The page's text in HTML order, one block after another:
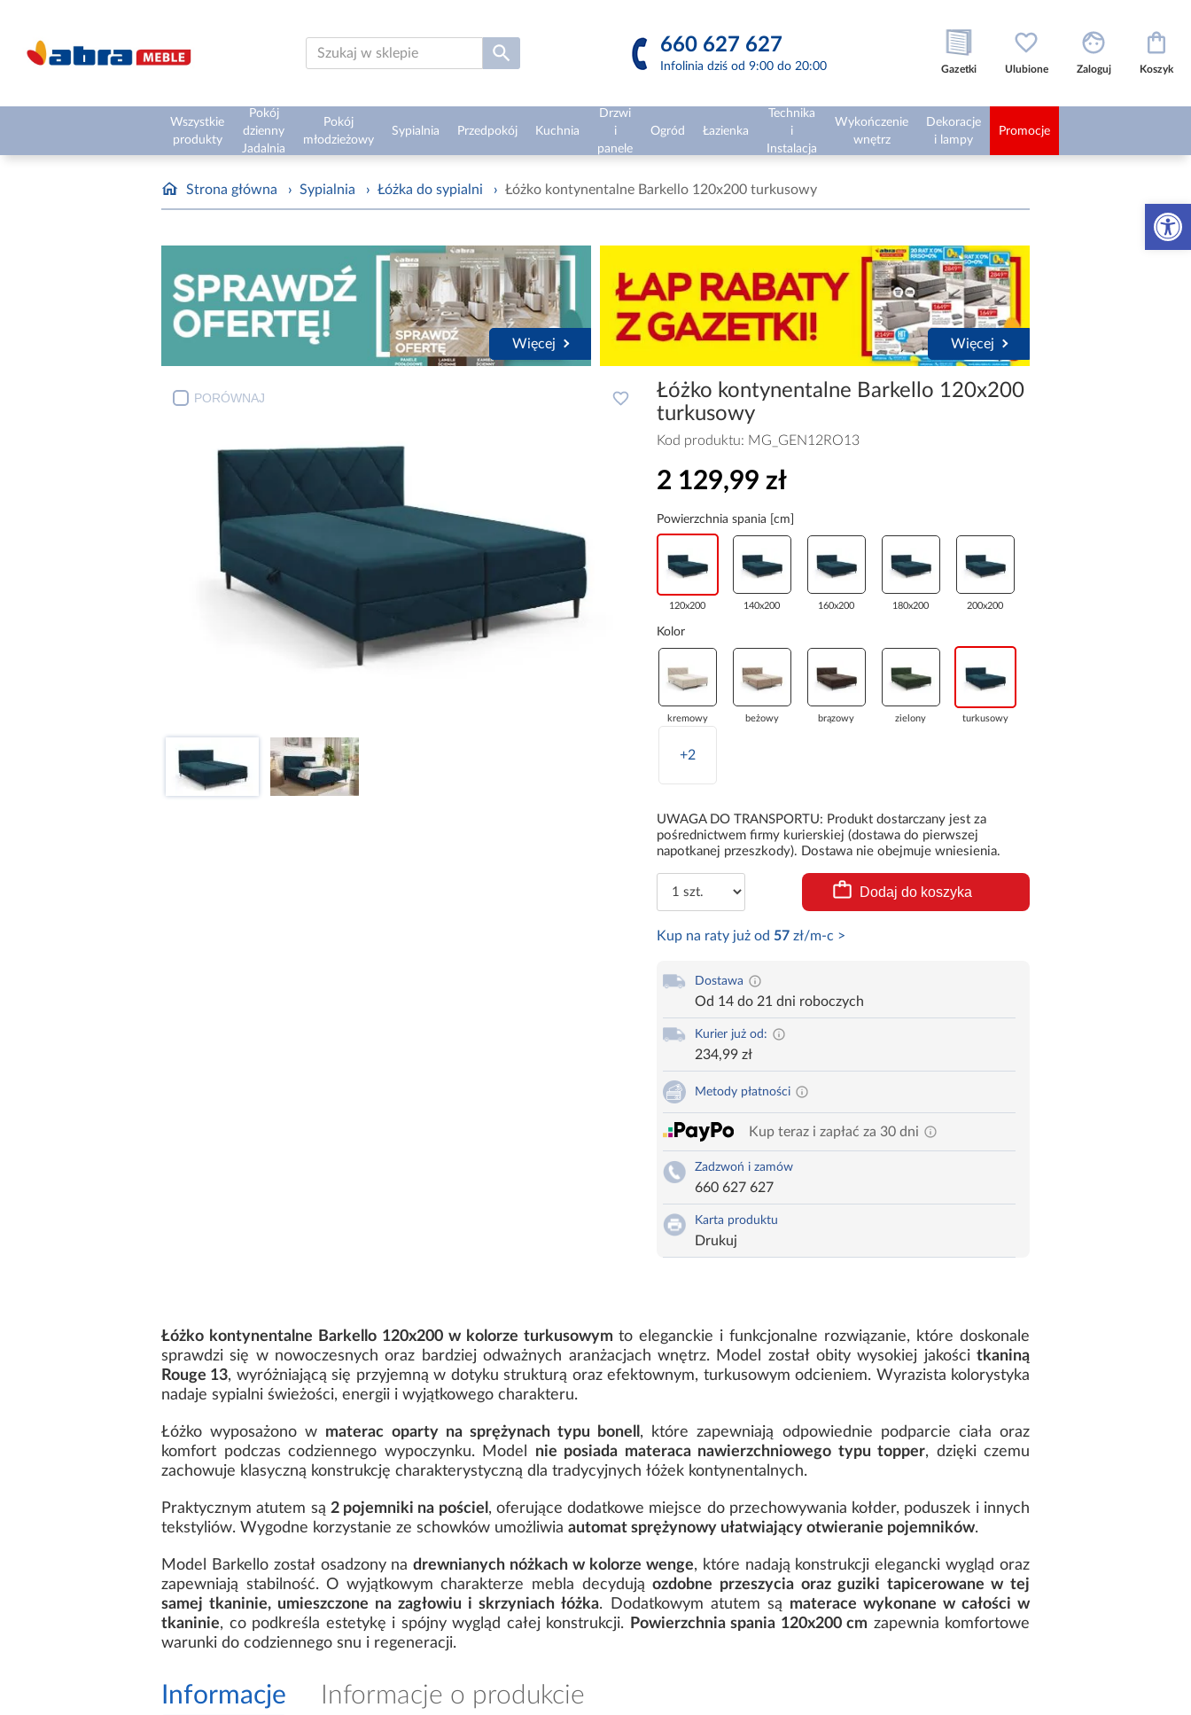
Otwórz
660 627 627
Infolinia dziś od 9:00 do 20:00 Gazetki Ulubione Zaloguj Koszyk
Wszystkie
produkty
Pokój
dzienny
Jadalnia
Pokój
młodzieżowy
Sypialnia Przedpokój Kuchnia
Drzwi
i
panele
Ogród Łazienka
Technika
i
Instalacja
Wykończenie
wnętrz
Dekoracje
i lampy
Promocje
Strona główna › Sypialnia › Łóżka do sypialni › Łóżko kontynentalne Barkello 120x200 turkusowy
Więcej Więcej
PORÓWNAJ
Łóżko kontynentalne Barkello 120x200
turkusowy
Kod produktu: MG_GEN12RO13
2 129,99 zł
Powierzchnia spania [cm]
120x200 140x200 160x200 180x200 200x200
Kolor
kremowy beżowy brązowy zielony turkusowy
+2
UWAGA DO TRANSPORTU: Produkt dostarczany jest za
pośrednictwem firmy kurierskiej (dostawa do pierwszej
napotkanej przeszkody). Dostawa nie obejmuje wniesienia.
Dodaj do koszyka
Kup na raty już od 57zł/m-c >
Dostawa
Od 14 do 21 dni roboczych
Kurier już od:
234,99 zł
Metody płatności
Kup teraz i zapłać za 30 dni
Zadzwoń i zamów
660 627 627
Karta produktu
Drukuj
Łóżko kontynentalne Barkello 120x200 w kolorze turkusowym to eleganckie i funkcjonalne rozwiązanie, które doskonale
sprawdzi się w nowoczesnych oraz bardziej odważnych aranżacjach wnętrz. Model został obity wysokiej jakości tkaniną
Rouge 13, wyróżniającą się przyjemną w dotyku strukturą oraz efektownym, turkusowym odcieniem. Wyrazista kolorystyka
nadaje sypialni świeżości, energii i wyjątkowego charakteru.
Łóżko wyposażono w materac oparty na sprężynach typu bonell , które zapewniają odpowiednie podparcie ciała oraz
komfort podczas codziennego wypoczynku. Model nie posiada materaca nawierzchniowego typu topper, dzięki czemu
zachowuje klasyczną konstrukcję charakterystyczną dla tradycyjnych łóżek kontynentalnych.
Praktycznym atutem są 2 pojemniki na pościel , oferujące dodatkowe miejsce do przechowywania kołder, poduszek i innych
tekstyliów. Wygodne korzystanie ze schowków umożliwia automat sprężynowy ułatwiający otwieranie pojemników.
Model Barkello został osadzony nadrewnianych nóżkach w kolorze wenge, które nadają konstrukcji elegancki wygląd oraz
zapewniają stabilność. O wyjątkowym charakterze mebla decydująozdobne przeszycia oraz guziki tapicerowane w tej
samej tkaninie, umieszczone na zagłowiu i skrzyniach łóżka. Dodatkowym atutem są materace wykonane w całości w
tkaninie, co podkreśla estetykę i spójny wygląd całej konstrukcji. Powierzchnia spania 120x200 cm zapewnia komfortowe
warunki do codziennego snu i regeneracji.
Informacje Informacje o produkcie